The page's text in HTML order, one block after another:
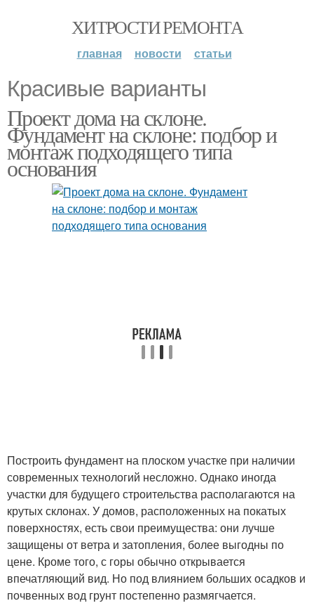
ХИТРОСТИ РЕМОНТА
главная новости статьи
Красивые варианты
Проект дома на склоне.
Фундамент на склоне: подбор и
монтаж подходящего типа
основания
Построить фундамент на плоском участке при наличии
современных технологий несложно. Однако иногда
участки для будущего строительства располагаются на
крутых склонах. У домов, расположенных на покатых
поверхностях, есть свои преимущества: они лучше
защищены от ветра и затопления, более выгодны по
цене. Кроме того, с горы обычно открывается
впечатляющий вид. Но под влиянием больших осадков и
почвенных вод грунт постепенно размягчается.